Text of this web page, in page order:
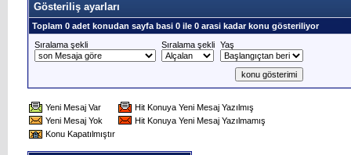
Gösteriliş ayarları
Toplam 0 adet konudan sayfa basi 0 ile 0 arasi kadar konu gösteriliyor
Sıralama şekli
Sıralama şekli Yaş
Yeni Mesaj Var
Hit Konuya Yeni Mesaj Yazılmış
Yeni Mesaj Yok
Hit Konuya Yeni Mesaj Yazılmamış
Konu Kapatılmıştır